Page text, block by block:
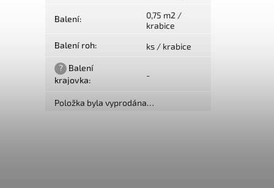
Balení:
0,75 m2 /
krabice
Balení roh: ks / krabice
? Balení
krajovka: -
Položka byla vyprodána…